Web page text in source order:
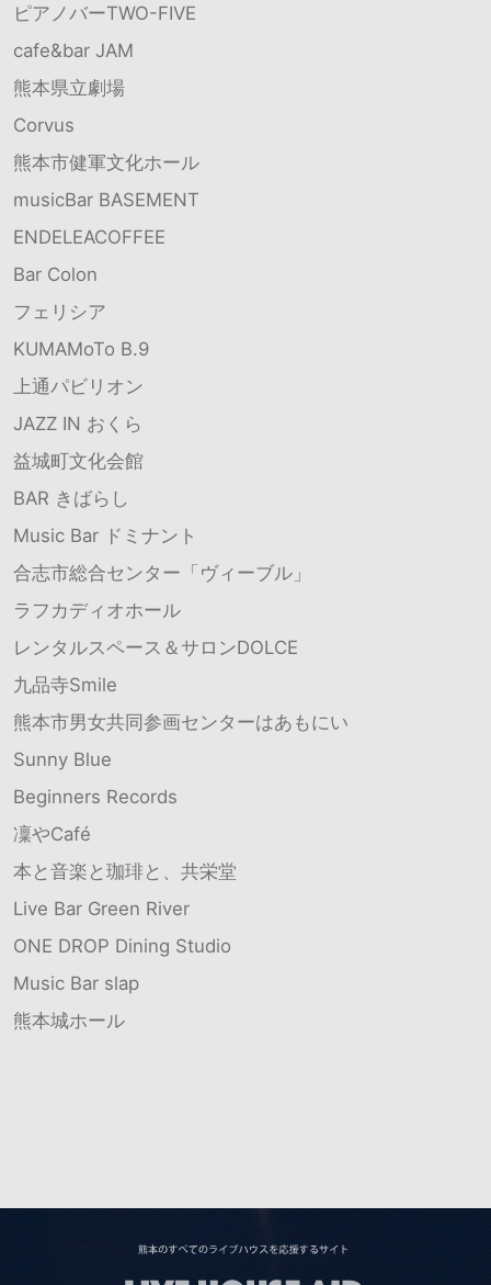
ピアノバーTWO-FIVE
cafe&bar JAM
熊本県立劇場
Corvus
熊本市健軍文化ホール
musicBar BASEMENT
ENDELEACOFFEE
Bar Colon
フェリシア
KUMAMoTo B.9
上通パビリオン
JAZZ IN おくら
益城町文化会館
BAR きばらし
Music Bar ドミナント
合志市総合センター「ヴィーブル」
ラフカディオホール
レンタルスペース＆サロンDOLCE
九品寺Smile
熊本市男女共同参画センターはあもにい
Sunny Blue
Beginners Records
凜やCafé
本と音楽と珈琲と、共栄堂
Live Bar Green River
ONE DROP Dining Studio
Music Bar slap
熊本城ホール